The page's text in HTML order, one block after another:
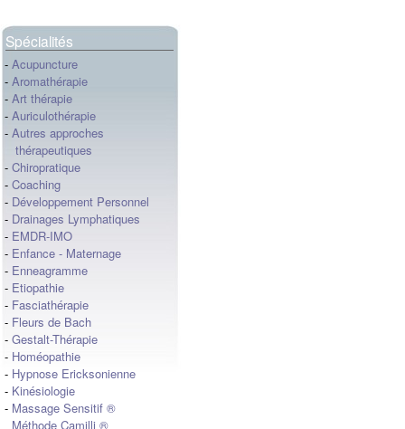
Spécialités
- Acupuncture
- Aromathérapie
- Art thérapie
- Auriculothérapie
- Autres approches
thérapeutiques
- Chiropratique
- Coaching
- Développement Personnel
- Drainages Lymphatiques
- EMDR-IMO
- Enfance - Maternage
- Enneagramme
- Etiopathie
- Fasciathérapie
- Fleurs de Bach
- Gestalt-Thérapie
- Homéopathie
- Hypnose Ericksonienne
- Kinésiologie
- Massage Sensitif ®
Méthode Camilli ®